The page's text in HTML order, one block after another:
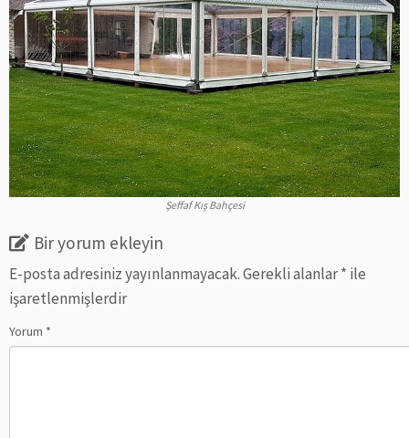
Şeffaf Kış Bahçesi
Bir yorum ekleyin
E-posta adresiniz yayınlanmayacak.Gerekli alanlar* ile
işaretlenmişlerdir
Yorum *